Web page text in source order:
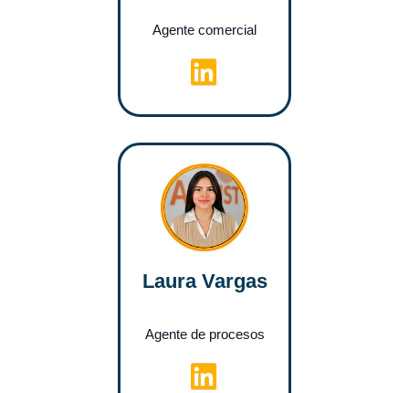
Agente comercial
Laura Vargas
Agente de procesos